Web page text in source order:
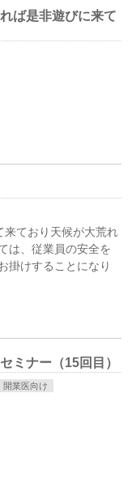
ば是非遊びに来て
ており天候が大荒れ
は、従業員の安全を
掛けすることになり
ミナー（15回目）
開業医向け